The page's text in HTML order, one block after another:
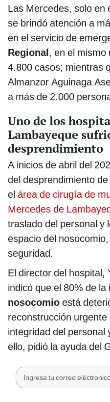
Las Mercedes, solo en
se brindó atención a
en el servicio de
Regional, en el mismo
4.800 casos; mientras
Almanzor Aguinaga
a más de 2.000
Uno de los
Lambayeque
desprendimiento
A inicios de abril del
del desprendimiento
el área de cirugía de
Mercedes de
traslado del personal y
espacio del
seguridad.
El director del hospital,
indicó que el 80% de
nosocomio está
reconstrucción
integridad del personal
ello, pidió la ayuda del